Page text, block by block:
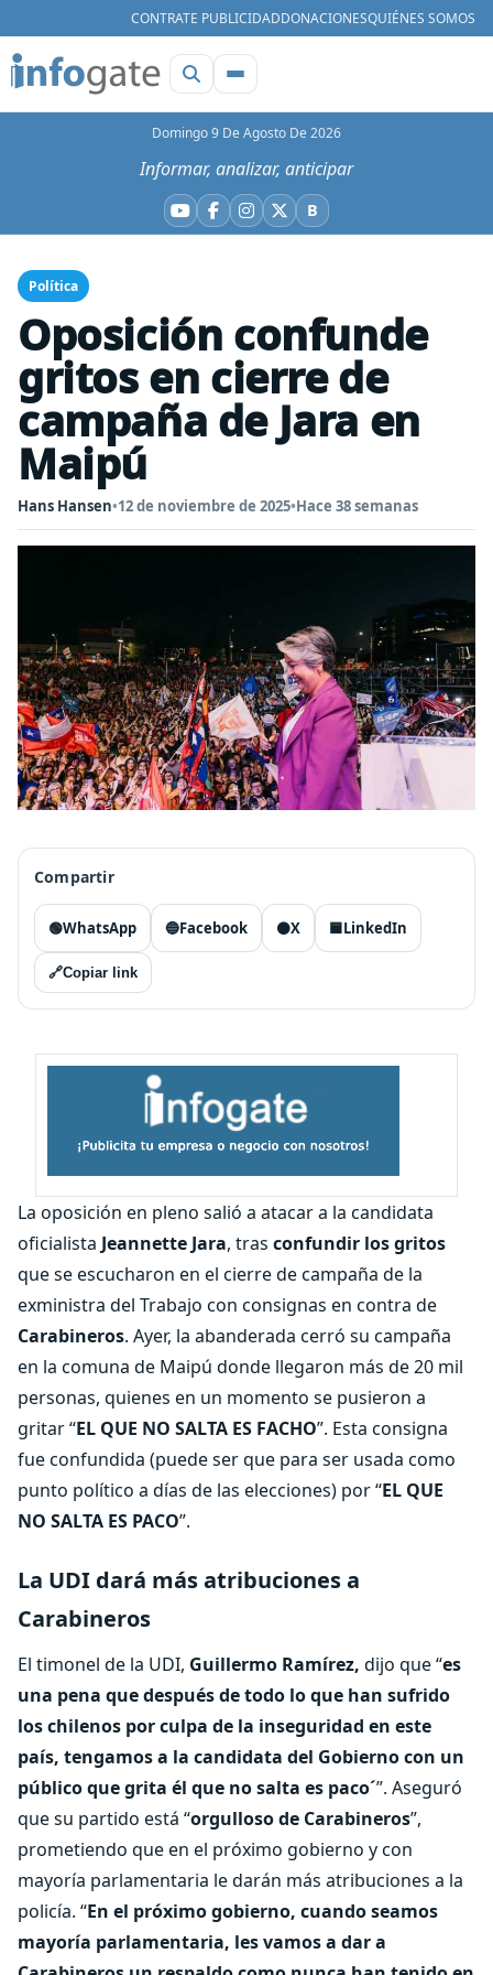
CONTRATE PUBLICIDADDONACIONESQUIÉNES SOMOS
Domingo 9 De Agosto De 2026
Informar, analizar, anticipar
YouTube
Facebook
Instagram
X BBluesky
Política
Oposición confunde
gritos en cierre de
campaña de Jara en
Maipú
Hans Hansen•12 de noviembre de 2025•Hace 38 semanas
Compartir
🟢WhatsApp 🔵Facebook ⚫X 🟦LinkedIn
🔗Copiar link
La oposición en pleno salió a atacar a la candidata
oficialista Jeannette Jara, tras confundir los gritos
que se escucharon en el cierre de campaña de la
exministra del Trabajo con consignas en contra de
Carabineros. Ayer, la abanderada cerró su campaña
en la comuna de Maipú donde llegaron más de 20 mil
personas, quienes en un momento se pusieron a
gritar “EL QUE NO SALTA ES FACHO”. Esta consigna
fue confundida (puede ser que para ser usada como
punto político a días de las elecciones) por “EL QUE
NO SALTA ES PACO”.
La UDI dará más atribuciones a
Carabineros
El timonel de la UDI, Guillermo Ramírez, dijo que “es
una pena que después de todo lo que han sufrido
los chilenos por culpa de la inseguridad en este
país, tengamos a la candidata del Gobierno con un
público que grita él que no salta es paco´”. Aseguró
que su partido está “orgulloso de Carabineros”,
prometiendo que en el próximo gobierno y con
mayoría parlamentaria le darán más atribuciones a la
policía. “En el próximo gobierno, cuando seamos
mayoría parlamentaria, les vamos a dar a